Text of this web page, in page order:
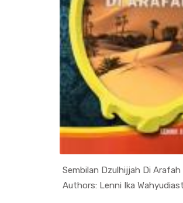
Sembilan Dzulhijjah Di Arafah
Authors: Lenni Ika
In